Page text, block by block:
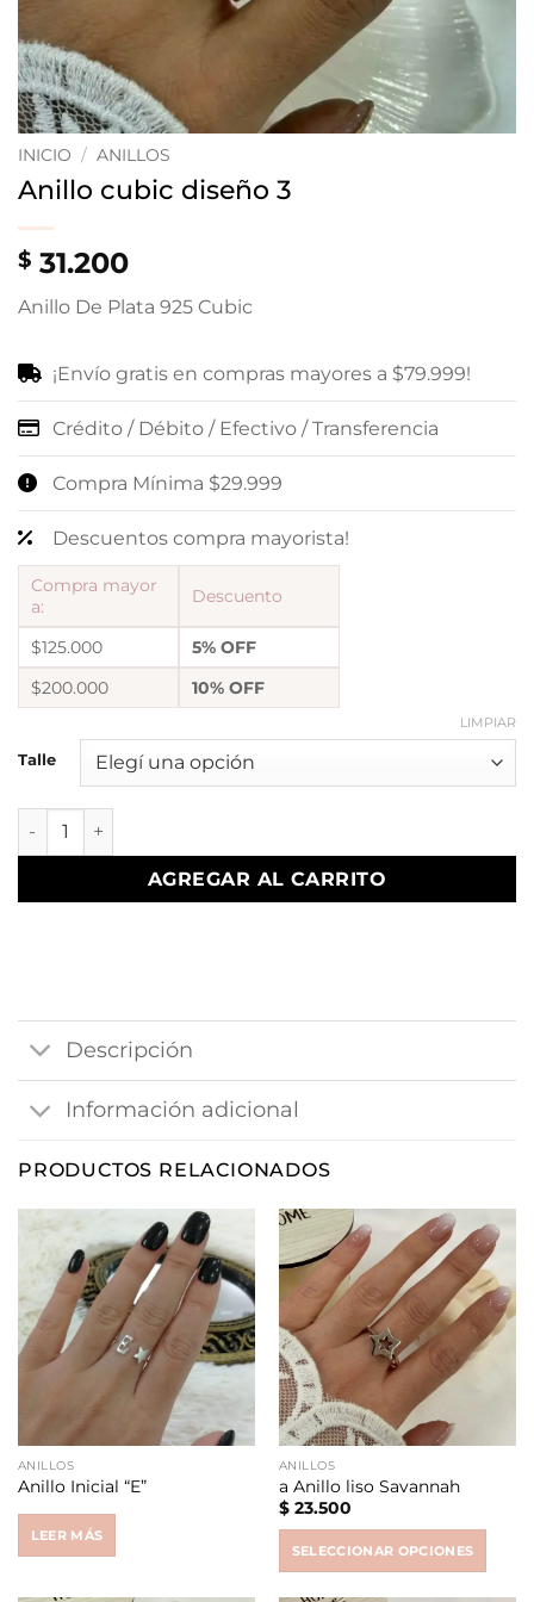
INICIO / ANILLOS
Anillo cubic diseño 3
$ 31.200
Anillo De Plata 925 Cubic
¡Envío gratis en compras mayores a $79.999!
Crédito / Débito / Efectivo / Transferencia
Compra Mínima $29.999
Descuentos compra mayorista!
Compra mayor
a:
Descuento
$125.000
5% OFF
$200.000
10% OFF
Talle
LIMPIAR
Anillo cubic diseño 3 cantidad
AGREGAR AL CARRITO
Descripción
Información adicional
PRODUCTOS RELACIONADOS
ANILLOS
Anillo Inicial “E”
LEER MÁS
ANILLOS
a Anillo liso Savannah
$23.500
SELECCIONAR OPCIONES